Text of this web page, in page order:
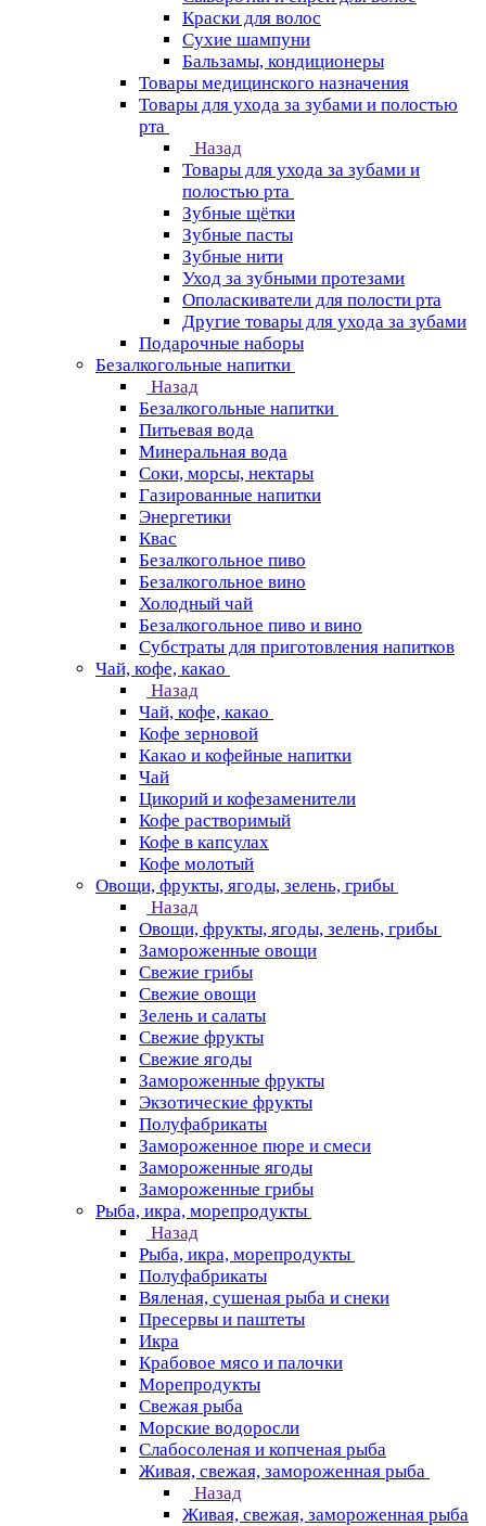
Краски для волос
Сухие шампуни
Бальзамы, кондиционеры
Товары медицинского назначения
Товары для ухода за зубами и полостью
рта
Назад
Товары для ухода за зубами и
полостью рта
Зубные щётки
Зубные пасты
Зубные нити
Уход за зубными протезами
Ополаскиватели для полости рта
Другие товары для ухода за зубами
Подарочные наборы
Безалкогольные напитки
Назад
Безалкогольные напитки
Питьевая вода
Минеральная вода
Соки, морсы, нектары
Газированные напитки
Энергетики
Квас
Безалкогольное пиво
Безалкогольное вино
Холодный чай
Безалкогольное пиво и вино
Субстраты для приготовления напитков
Чай, кофе, какао
Назад
Чай, кофе, какао
Кофе зерновой
Какао и кофейные напитки
Чай
Цикорий и кофезаменители
Кофе растворимый
Кофе в капсулах
Кофе молотый
Овощи, фрукты, ягоды, зелень, грибы
Назад
Овощи, фрукты, ягоды, зелень, грибы
Замороженные овощи
Свежие грибы
Свежие овощи
Зелень и салаты
Свежие фрукты
Свежие ягоды
Замороженные фрукты
Экзотические фрукты
Полуфабрикаты
Замороженное пюре и смеси
Замороженные ягоды
Замороженные грибы
Рыба, икра, морепродукты
Назад
Рыба, икра, морепродукты
Полуфабрикаты
Вяленая, сушеная рыба и снеки
Пресервы и паштеты
Икра
Крабовое мясо и палочки
Морепродукты
Свежая рыба
Морские водоросли
Слабосоленая и копченая рыба
Живая, свежая, замороженная рыба
Назад
Живая, свежая, замороженная рыба